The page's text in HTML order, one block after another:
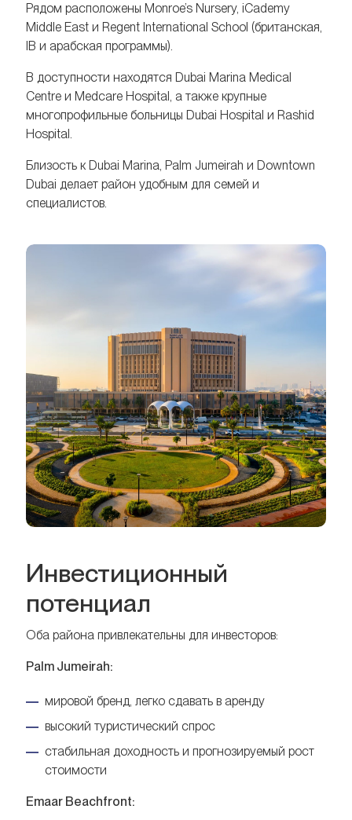
Рядом расположены Monroe’s Nursery, iCademy
Middle East и Regent International School (британская,
IB и арабская программы).
В доступности находятся Dubai Marina Medical
Centre и Medcare Hospital, а также крупные
многопрофильные больницы Dubai Hospital и Rashid
Hospital.
Близость к Dubai Marina, Palm Jumeirah и Downtown
Dubai делает район удобным для семей и
специалистов.
Инвестиционный
потенциал
Оба района привлекательны для инвесторов:
Palm Jumeirah:
мировой бренд, легко сдавать в аренду
высокий туристический спрос
стабильная доходность и прогнозируемый рост
стоимости
Emaar Beachfront: